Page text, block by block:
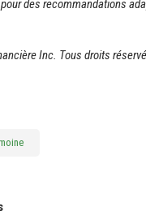
des recommandations
Inc. Tous droits